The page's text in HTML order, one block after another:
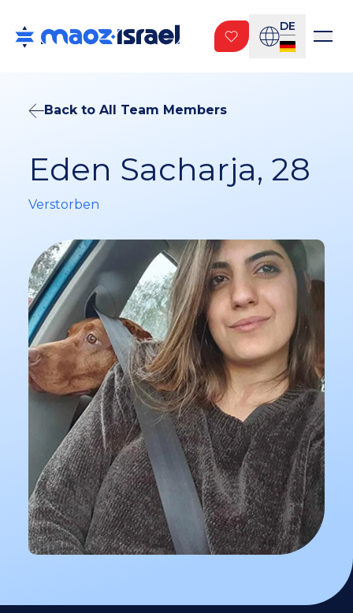
DE
Back to All Team Members
Eden Sacharja, 28
Verstorben